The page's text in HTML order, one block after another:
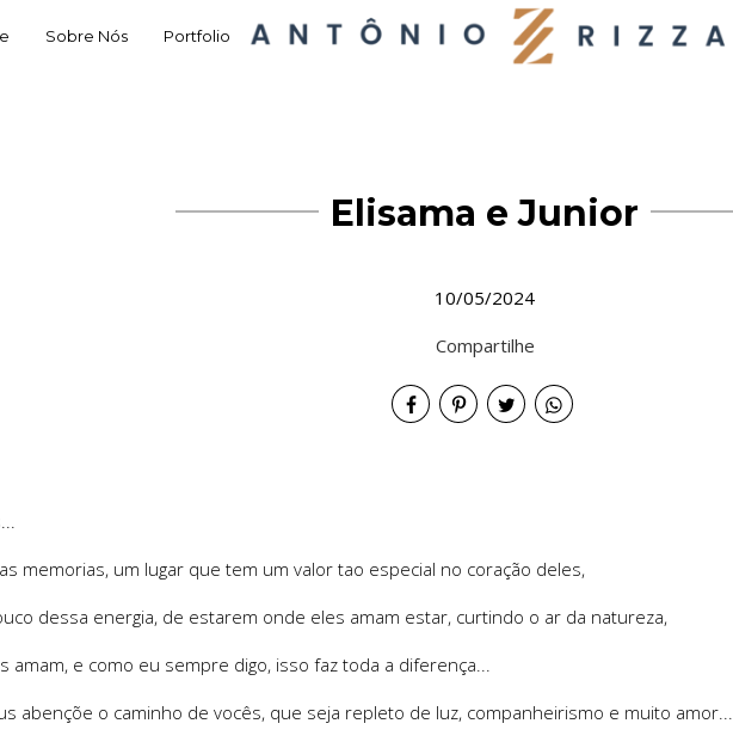
Sobre Nós Portfolio
Elisama e Junior
10/05/2024
Compartilhe
memorias, um lugar que tem um valor tao especial no coração deles,
dessa energia, de estarem onde eles amam estar, curtindo o ar da natureza,
amam, e como eu sempre digo, isso faz toda a diferença...
abençõe o caminho de vocês, que seja repleto de luz, companheirismo e muito amor...